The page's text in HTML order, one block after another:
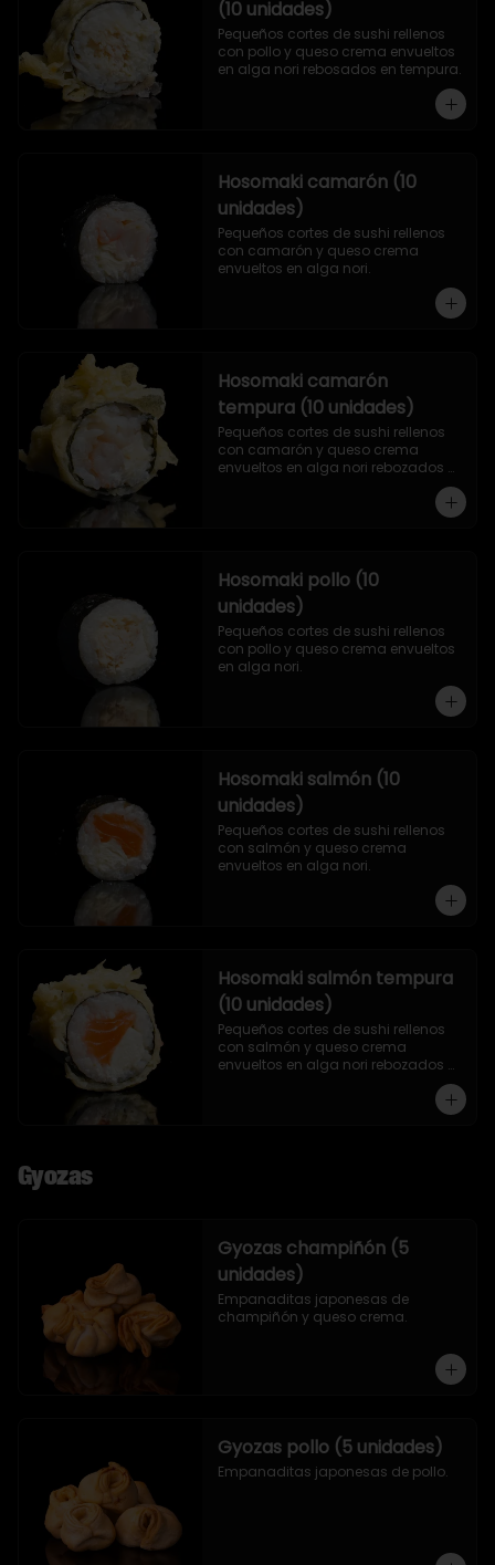
(10 unidades)
Pequeños cortes de sushi rellenos
con pollo y queso crema envueltos
en alga nori rebosados en tempura.
Hosomaki camarón (10
unidades)
Pequeños cortes de sushi rellenos
con camarón y queso crema
envueltos en alga nori.
Hosomaki camarón
tempura (10 unidades)
Pequeños cortes de sushi rellenos
con camarón y queso crema
envueltos en alga nori rebozados
Hosomaki pollo (10
unidades)
Pequeños cortes de sushi rellenos
con pollo y queso crema envueltos
en alga nori.
Hosomaki salmón (10
unidades)
Pequeños cortes de sushi rellenos
con salmón y queso crema
envueltos en alga nori.
Hosomaki salmón tempura
(10 unidades)
Pequeños cortes de sushi rellenos
con salmón y queso crema
envueltos en alga nori rebozados
Gyozas
Gyozas champiñón (5
unidades)
Empanaditas japonesas de
champiñón y queso crema.
Gyozas pollo (5 unidades)
Empanaditas japonesas de pollo.